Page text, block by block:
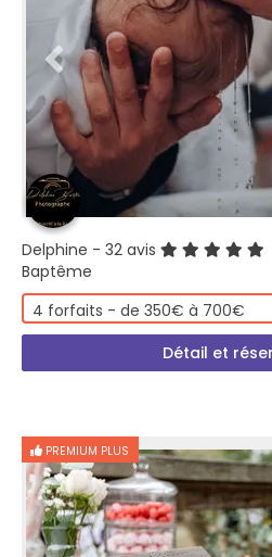
Delphine - 32 avis
Baptême
4 forfaits - de 350€ à 700€
Détail et
PREMIUM PLUS